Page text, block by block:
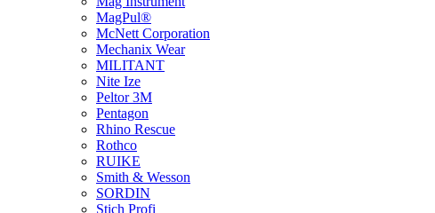
MagPul®
McNett Corporation
Mechanix Wear
MILITANT
Nite Ize
Peltor 3M
Pentagon
Rhino Rescue
Rothco
RUIKE
Smith & Wesson
SORDIN
Stich Profi